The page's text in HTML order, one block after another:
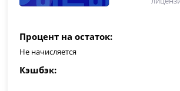
Процент на остаток
Не начисляется
Кэшбэк